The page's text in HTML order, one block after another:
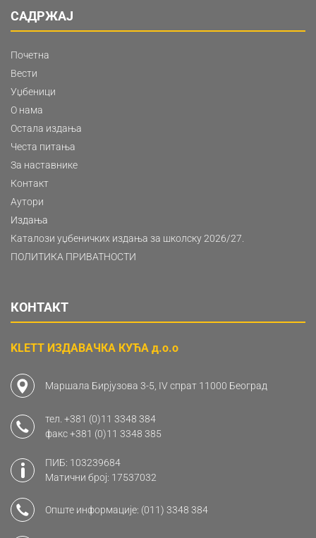
САДРЖАЈ
Почетна
Вести
Уџбеници
О нама
Остала издања
Честа питања
За наставнике
Контакт
Аутори
Издања
Каталози уџбеничких издања за школску 2026/27.
ПОЛИТИКА ПРИВАТНОСТИ
КОНТАКТ
KLETT ИЗДАВАЧКА КУЋА д.о.о
Маршала Бирјузова 3-5, IV спрат 11000 Београд
тел. +381 (0)11 3348 384
факс+381 (0)11 3348 385
ПИБ: 103239684
Матични број: 17537032
Опште информације: (011) 3348 384